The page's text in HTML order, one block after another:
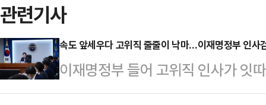
관련기사
속도 앞세우다 고위직 줄줄이 낙마…이재명정부 인사
이재명정부 들어 고위직 인사가 잇
전반에 대한 문제 제기가 이어지고